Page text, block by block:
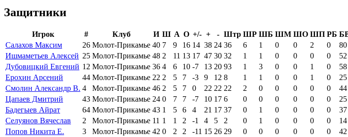
Защитники
Игрок # Клуб И Ш А О +/- + - Штр ШР ШБ ШМ ШО ШП РБ
Салахов Максим
26 Молот-Прикамье 40 7 9 16 14 38 24 36 6 1 0 0 2 0 80
Ишмаметьев Алексей 25 Молот-Прикамье 48 2 11 13 17 47 30 32 1 1 0 0 0 0 52
Дубовицкий Евгений 12 Молот-Прикамье 36 4 6 10 -7 13 20 93 1 3 0 0 1 0 58
Ерохин Арсений
44 Молот-Прикамье 22 2 5 7 -3 9 12 8 1 1 0 0 1 0 25
Смолин Александр В. 4 Молот-Прикамье 46 2 5 7 0 22 22 22 2 0 0 0 0 0 44
Цапаев Дмитрий
43 Молот-Прикамье 24 0 7 7 -7 10 17 6 0 0 0 0 0 0 25
Бадегыев Айрат
64 Молот-Прикамье 43 1 5 6 4 21 17 37 0 1 0 0 0 0 37
Селуянов Вячеслав
2 Молот-Прикамье 11 1 1 2 -1 4 5 2 0 1 0 0 0 0 14
Попов Никита Е.
3 Молот-Прикамье 42 0 2 2 -11 15 26 29 0 0 0 0 0 0 42